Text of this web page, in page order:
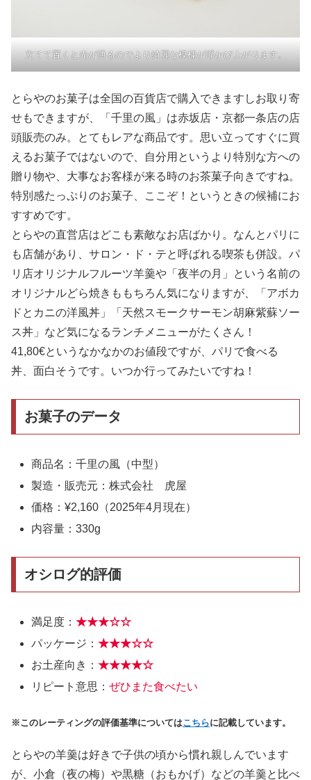
立てて置くと光が通るのでより綺麗な模様が浮かび上がります。
とらやのお菓子は全国の百貨店で購入できますしお取り寄
せもできますが、「千里の風」は赤坂店・京都一条店の店
頭販売のみ。とてもレアな商品です。思い立ってすぐに買
えるお菓子ではないので、自分用というより特別な方への
贈り物や、大事なお客様が来る時のお茶菓子向きですね。
特別感たっぷりのお菓子、ここぞ！というときの候補にお
すすめです。
とらやの直営店はどこも素敵なお店ばかり。なんとパリに
も店舗があり、サロン・ド・テと呼ばれる喫茶も併設。パ
リ店オリジナルフルーツ羊羹や「夜半の月」という名前の
オリジナルどら焼きももちろん気になりますが、「アボカ
ドとカニの洋風丼」「天然スモークサーモン胡麻紫蘇ソー
ス丼」など気になるランチメニューがたくさん！
41,80€というなかなかのお値段ですが、パリで食べる
丼、面白そうです。いつか行ってみたいですね！
お菓子のデータ
商品名：千里の風（中型）
製造・販売元：株式会社 虎屋
価格：¥2,160（2025年4月現在）
内容量：330g
オシログ的評価
満足度：★★★☆☆
パッケージ：★★★☆☆
お土産向き：★★★★☆
リピート意思：ぜひまた食べたい
※このレーティングの評価基準についてはこちらに記載しています。
とらやの羊羹は好きで子供の頃から慣れ親しんでいます
が、小倉（夜の梅）や黒糖（おもかげ）などの羊羹と比べ